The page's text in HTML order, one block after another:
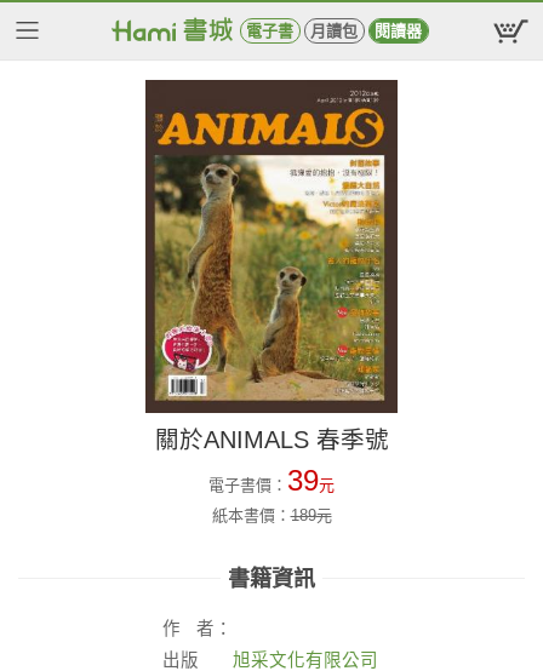
電子書 月讀包 閱讀器
關於ANIMALS 春季號
電子書價： 39元
紙本書價：189元
書籍資訊
作
者：
出版
旭采文化有限公司